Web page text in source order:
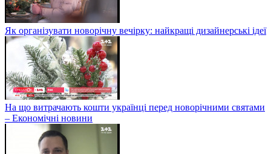
Як організувати новорічну вечірку: найкращі дизайнерські ідеї
На що витрачають кошти українці перед новорічними святами
– Економічні новини